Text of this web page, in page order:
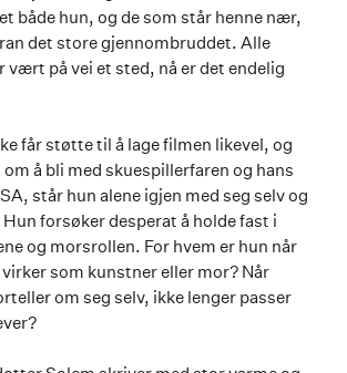
både hun, og de som står henne nær,
det store gjennombruddet. Alle
vært på vei et sted, nå er det endelig
får støtte til å lage filmen likevel, og
å bli med skuespillerfaren og hans
står hun alene igjen med seg selv og
forsøker desperat å holde fast i
og morsrollen. For hvem er hun når
som kunstner eller mor? Når
om seg selv, ikke lenger passer